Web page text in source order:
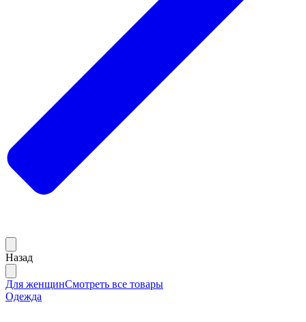
Назад
Для женщинСмотреть все товары
Одежда